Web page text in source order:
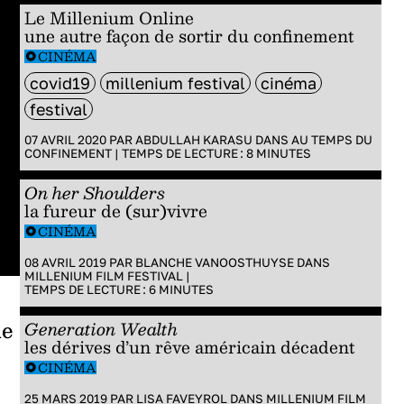
Le Millenium Online
une autre façon de sortir du confinement
CINÉMA
covid19 millenium festival
cinéma
festival
07 AVRIL 2020 PARABDULLAH KARASU DANS AU TEMPS DU
CONFINEMENT| TEMPS DE LECTURE : 8MINUTES
On her Shoulders
la fureur de (sur)vivre
CINÉMA
08 AVRIL 2019 PAR BLANCHE VANOOSTHUYSEDANS
MILLENIUM FILM FESTIVAL |
TEMPS DE LECTURE : 6MINUTES
Generation Wealth
les dérives d’un rêve américain décadent
CINÉMA
25 MARS 2019 PAR LISA FAVEYROL DANS MILLENIUM FILM